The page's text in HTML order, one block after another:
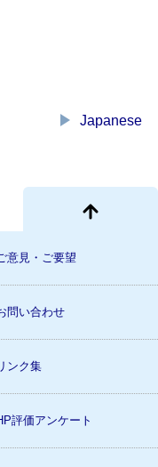
play_arrow Japanese
意見・ご要望
問い合わせ
ンク集
評価アンケート